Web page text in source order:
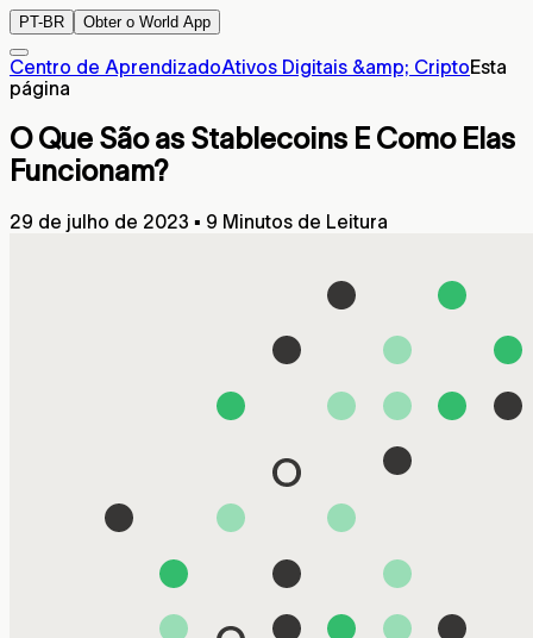
PT-BR Obter o World App
Centro de AprendizadoAtivos Digitais &amp; CriptoEsta
página
O Que São as Stablecoins E Como Elas
Funcionam?
29 de julho de 2023 ▪ 9 Minutos de Leitura